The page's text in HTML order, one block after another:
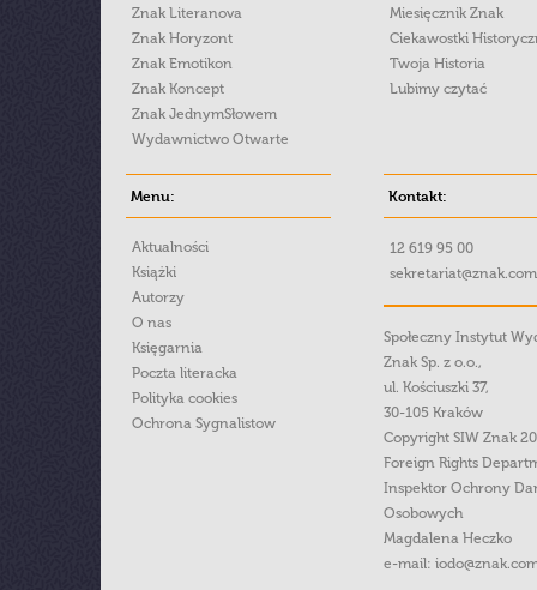
Znak Literanova
Znak Horyzont
Znak Emotikon
Znak Koncept
Znak JednymSłowem
Wydawnictwo Otwarte
Miesięcznik Znak
Ciekawostki
Twoja Historia
Lubimy czytać
Menu:
Aktualności
Książki
Autorzy
O nas
Księgarnia
Poczta literacka
Polityka cookies
Ochrona Sygnalistow
Kontakt:
12 619 95 00
Społeczny Instytut
Znak Sp. z o.o.,
ul. Kościuszki 37,
30-105 Kraków
Copyright SIW Znak
Foreign Rights
Inspektor Ochrony
Osobowych
Magdalena Heczko
e-mail: